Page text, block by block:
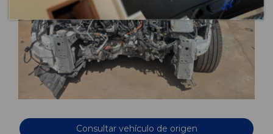
Consultar vehículo de origen